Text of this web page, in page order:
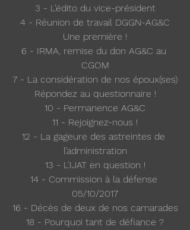
3 - L’édito du vice-président
4 - Réunion de travail DGGN-AG&C
Une première !
6 - IRMA, remise du don AG&C au
CGOM
7 - La considération de nos époux(ses)
Répondez au questionnaire !
10 - Permanence AG&C
11 - Rejoignez-nous !
12 - La gageure des astreintes de
l’administration
13 - L’IJAT en question !
14 - Commission à la défense
05/10/2017
16 - Décès de deux de nos camarades
18 - Pourquoi tant de défiance ?